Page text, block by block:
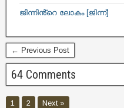
ജിന്നിൻ്റെ ലോകം [ജിന്ന്]
← Previous Post
64 Comments
1 2 Next »